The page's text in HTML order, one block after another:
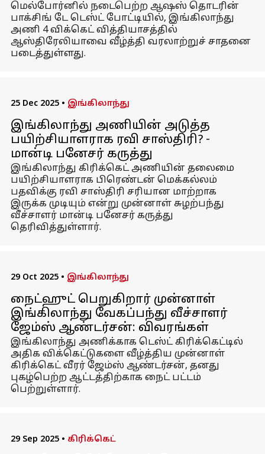
மெல்போர்னில் நடைபெற்ற ஆஷஸ் தொடரின்
பாக்சிங் டே டெஸ்ட் போட்டியில், இங்கிலாந்து
அணி 4 விக்கெட் வித்தியாசத்தில்
ஆஸ்திரேலியாவை வீழ்த்தி வரலாற்றுச் சாதனை
படைத்துள்ளது.
25 Dec 2025 • இங்கிலாந்து
இங்கிலாந்து அணியின் அடுத்த
பயிற்சியாளராக ரவி சாஸ்திரி? -
மான்டி பனேசர் கருத்து
இங்கிலாந்து கிரிக்கெட் அணியின் தலைமை
பயிற்சியாளராக பிரெண்டன் மெக்கல்லம்
பதவிக்கு ரவி சாஸ்திரி சரியான மாற்றாக
இருக்க முடியும் என்று முன்னாள் சுழற்பந்து
வீச்சாளர் மான்டி பனேசர் கருத்து
தெரிவித்துள்ளார்.
29 Oct 2025 • இங்கிலாந்து
நைட்ஹுட் பெறுகிறார் முன்னாள்
இங்கிலாந்து வேகப்பந்து வீச்சாளர்
ஜேம்ஸ் ஆண்டர்சன்: விவரங்கள்
இங்கிலாந்து அணிக்காக டெஸ்ட் கிரிக்கெட்டில்
அதிக விக்கெட்டுகளை வீழ்த்திய முன்னாள்
கிரிக்கெட் வீரர் ஜேம்ஸ் ஆண்டர்சன், தனது
புகழ்பெற்ற ஆட்டத்திற்காக நைட் பட்டம்
பெற்றுள்ளார்.
29 Sep 2025 • கிரிக்கெட்